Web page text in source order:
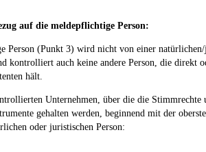
auf die meldepflichtige Person:
Person (Punkt 3) wird nicht von einer natürlichen/
kontrolliert auch keine andere Person, die direkt
hält.
Unternehmen, über die die Stimmrechte
gehalten werden, beginnend mit der
oder juristischen Person: